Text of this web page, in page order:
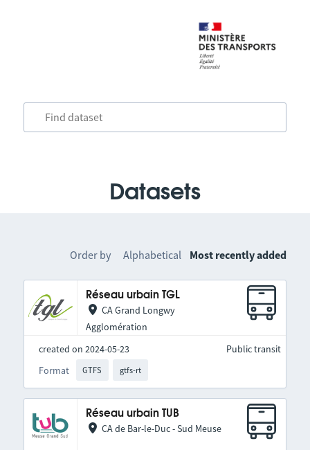
Datasets
Order by Alphabetical Most recently added
Réseau urbain TGL
CA Grand Longwy
Agglomération
created on 2024-05-23
Format
GTFS gtfs-rt
Public transit
Réseau urbain TUB
CA de Bar-le-Duc - Sud Meuse